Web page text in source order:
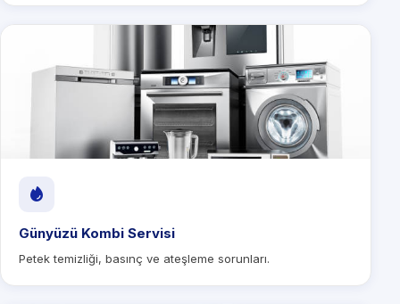
Günyüzü Kombi Servisi
Petek temizliği, basınç ve ateşleme sorunları.